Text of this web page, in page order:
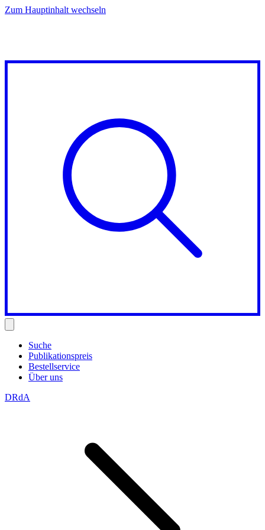
Zum Hauptinhalt wechseln
Suche
Publikationspreis
Bestellservice
Über uns
DRdA